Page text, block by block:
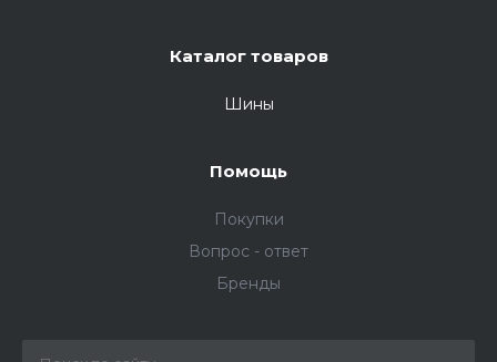
Каталог товаров
Шины
Помощь
Покупки
Вопрос - ответ
Бренды